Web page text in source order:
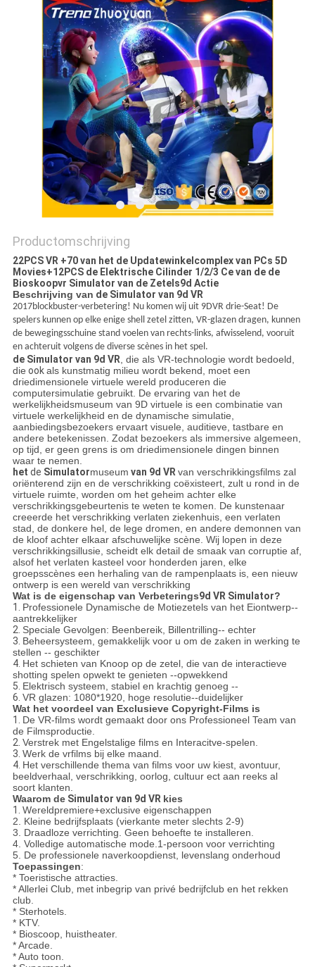
SITEMAP
PRIVACY
POLICY
Productomschrijving
22PCS VR +70 van het de Updatewinkelcomplex van PCs 5D
Movies+12PCS de Elektrische Cilinder 1/2/3 Ce van de de
Bioskoopvr Simulator van de Zetels9d Actie
Beschrijving van de Simulator van 9d VR
2017blockbuster-verbetering! Nu komen wij uit 9DVR drie-Seat! De
spelers kunnen op elke enige shell zetel zitten, VR-glazen dragen, kunnen
de bewegingsschuine stand voelen van rechts-links, afwisselend, vooruit
en achteruit volgens de diverse scènes in het spel.
de Simulator van 9d VR, die als VR-technologie wordt bedoeld,
die ookals kunstmatig milieu wordt bekend, moet een
driedimensionele virtuele wereld produceren die
computersimulatie gebruikt. De ervaring van het de
werkelijkheidsmuseum van 9D virtuele is een combinatie van
virtuele werkelijkheid en de dynamische simulatie,
aanbiedingsbezoekers ervaart visuele, auditieve, tastbare en
andere betekenissen. Zodat bezoekers als immersive algemeen,
op tijd, er geen grens is om driedimensionele dingen binnen
waar te nemen.
het de Simulatormuseum van 9d VRvan verschrikkingsfilms zal
oriënterend zijn en de verschrikking coëxisteert, zult u rond in de
virtuele ruimte, worden om het geheim achter elke
verschrikkingsgebeurtenis te weten te komen. De kunstenaar
creeerde het verschrikking verlaten ziekenhuis, een verlaten
stad, de donkere hel, de lege dromen, en andere demonnen van
de kloof achter elkaar afschuwelijke scène. Wij lopen in deze
verschrikkingsillusie, scheidt elk detail de smaak van corruptie af,
alsof het verlaten kasteel voor honderden jaren, elke
groepsscènes een herhaling van de rampenplaats is, een nieuw
ontwerp is een wereld van verschrikking
Wat is de eigenschap van Verbeterings9d VR Simulator?
1. Professionele Dynamische de Motiezetels van het Eiontwerp--
aantrekkelijker
2. Speciale Gevolgen: Beenbereik, Billentrilling-- echter
3. Beheersysteem, gemakkelijk voor u om de zaken in werking te
stellen -- geschikter
4. Het schieten van Knoop op de zetel, die van de interactieve
shotting spelen opwekt te genieten --opwekkend
5. Elektrisch systeem, stabiel en krachtig genoeg --
6. VR glazen: 1080*1920, hoge resolutie--duidelijker
Wat het voordeel van Exclusieve Copyright-Films is
1. De VR-films wordt gemaakt door ons Professioneel Team van
de Filmsproductie.
2. Verstrek met Engelstalige films en Interacitve-spelen.
3. Werk de vrfilms bij elke maand.
4. Het verschillende thema van films voor uw kiest, avontuur,
beeldverhaal, verschrikking, oorlog, cultuur ect aan reeks al
soort klanten.
Waarom deSimulator van 9d VR kies
1. Wereldpremiere+exclusive eigenschappen
2. Kleine bedrijfsplaats (vierkante meter slechts 2-9)
3. Draadloze verrichting. Geen behoefte te installeren.
4. Volledige automatische mode.1-persoon voor verrichting
5. De professionele naverkoopdienst, levenslang onderhoud
Toepassingen:
* Toeristische attracties.
* Allerlei Club, met inbegrip van privé bedrijfclub en het rekken
club.
* Sterhotels.
* KTV.
* Bioscoop, huistheater.
* Arcade.
* Auto toon.